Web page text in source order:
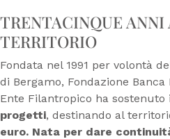
TRENTACINQUE
TERRITORIO
Fondata nel 1991 per volontà
di Bergamo, Fondazione
Ente Filantropico ha
progetti, destinando al
euro. Nata per dare